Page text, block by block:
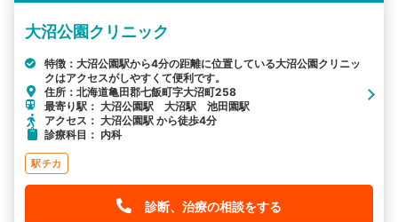
大沼公園クリニック
特徴：大沼公園駅から4分の距離に位置している大沼公園クリニッ
クはアクセスがしやすくて便利です。
住所：北海道亀田郡七飯町字大沼町258
最寄り駅： 大沼公園駅 大沼駅 池田園駅
アクセス： 大沼公園駅 から徒歩4分
診療科目： 内科
駅チカ
診断、治療の相談をする